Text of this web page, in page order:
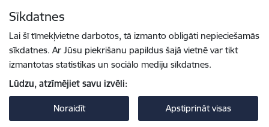
Sīkdatnes
Lai šī tīmekļvietne darbotos, tā izmanto obligāti nepieciešamās
sīkdatnes. Ar Jūsu piekrišanu papildus šajā vietnē var tikt
izmantotas statistikas un sociālo mediju sīkdatnes.
Lūdzu, atzīmējiet savu izvēli:
Noraidīt Apstiprināt visas